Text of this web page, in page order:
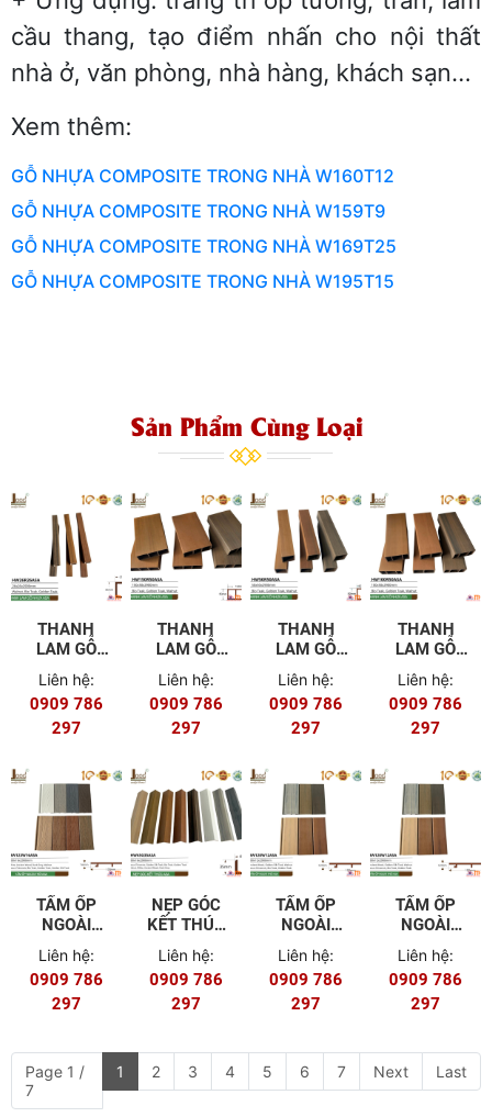
cầu thang, tạo điểm nhấn cho nội thất
nhà ở, văn phòng, nhà hàng, khách sạn…
Xem thêm:
GỖ NHỰA COMPOSITE TRONG NHÀ W160T12
GỖ NHỰA COMPOSITE TRONG NHÀ W159T9
GỖ NHỰA COMPOSITE TRONG NHÀ W169T25
GỖ NHỰA COMPOSITE TRONG NHÀ W195T15
Sản Phẩm Cùng Loại
THANH
LAM GỖ
NHỰA
HW26R26ASA
Liên hệ:
0909 786
297
THANH
LAM GỖ
NHỰA
HW150R50ASA
Liên hệ:
0909 786
297
THANH
LAM GỖ
NHỰA
HW50R50ASA
Liên hệ:
0909 786
297
THANH
LAM GỖ
NHỰA
Liên hệ:
0909 786
297
TẤM ỐP
NGOÀI
TRỜI
HW123W16ASA
Liên hệ:
0909 786
297
NẸP GÓC
KẾT THÚC
HW45G35ASA
Liên hệ:
0909 786
297
TẤM ỐP
NGOÀI
TRỜI
HW113W16ASA
Liên hệ:
0909 786
297
TẤM ỐP
NGOÀI
TRỜI
Liên hệ:
0909 786
297
Page 1 /
7
1 2 3 4 5 6 7 Next Last